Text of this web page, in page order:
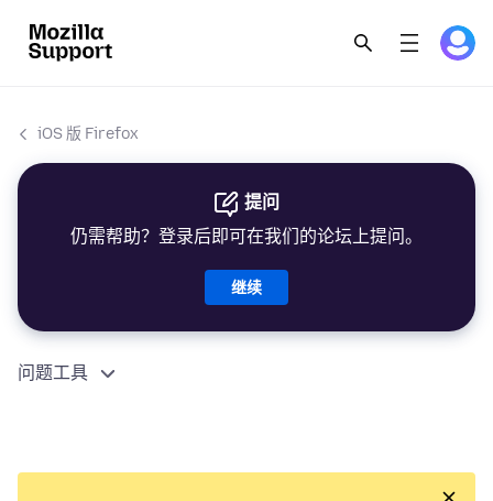
iOS 版 Firefox
提问
仍需帮助？登录后即可在我们的论坛上提问。
继续
问题工具